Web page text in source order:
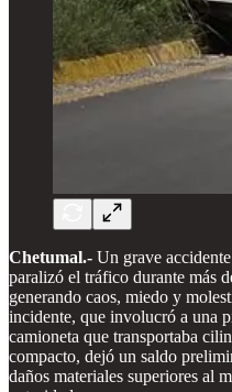
Chetumal.- Un grave
paralizó el tráfico durante más
generando caos, miedo y
incidente, que involucró a una
camioneta que transportaba
compacto, dejó un saldo
daños materiales superiores al